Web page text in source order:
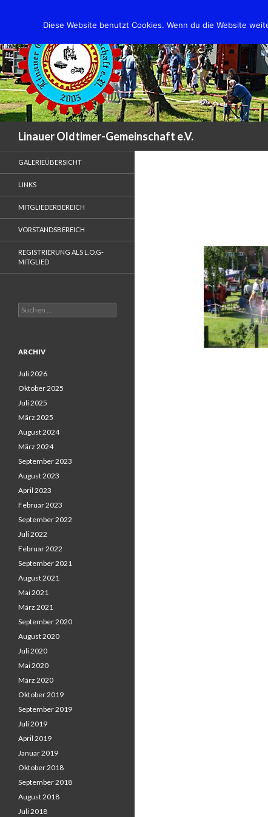
Linauer Oldtimer-Gemeinschaft e.V.
GALERIEÜBERSICHT
LINKS
MITGLIEDERBEREICH
VORSTANDSBEREICH
REGISTRIERUNG ALS L.O.G-
MITGLIED
Suchen
nach:
ARCHIV
Juli 2026
Oktober 2025
Juli 2025
März 2025
August 2024
März 2024
September 2023
August 2023
April 2023
Februar 2023
September 2022
Juli 2022
Februar 2022
September 2021
August 2021
Mai 2021
März 2021
September 2020
August 2020
Juli 2020
Mai 2020
März 2020
Oktober 2019
September 2019
Juli 2019
April 2019
Januar 2019
Oktober 2018
September 2018
August 2018
Juli 2018
Diese Website benutzt Cookies. Wenn du die Website